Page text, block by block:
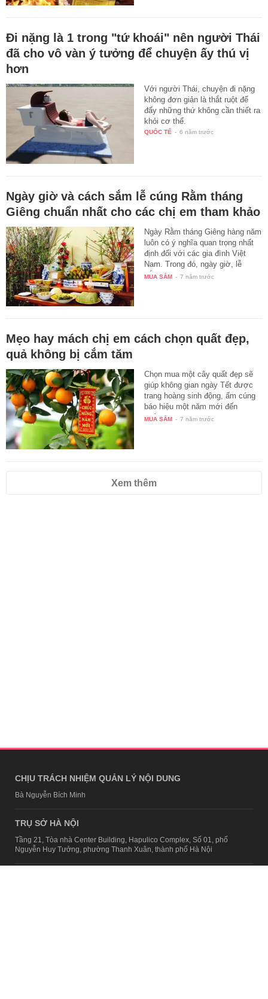
Đi nặng là 1 trong "tứ khoái" nên người Thái
đã cho vô vàn ý tưởng để chuyện ấy thú vị
hơn
Với người Thái, chuyện đi nặng
không đơn giản là thắt ruột để
đẩy những thứ không cần thiết ra
khỏi cơ thể.
QUỐC TẾ - 6 năm trước
Ngày giờ và cách sắm lễ cúng Rằm tháng
Giêng chuẩn nhất cho các chị em tham khảo
Ngày Rằm tháng Giêng hàng năm
luôn có ý nghĩa quan trọng nhất
định đối với các gia đình Việt
Nam. Trong đó, ngày giờ, lễ
sắm…
MUA SẮM - 7 năm trước
Mẹo hay mách chị em cách chọn quất đẹp,
quả không bị cắm tăm
Chọn mua một cây quất đẹp sẽ
giúp không gian ngày Tết được
trang hoàng sinh động, ấm cúng
báo hiệu một năm mới đến
nhiều…
MUA SẮM - 7 năm trước
Xem thêm
CHỊU TRÁCH NHIỆM QUẢN LÝ NỘI DUNG
Bà Nguyễn Bích Minh
TRỤ SỞ HÀ NỘI
Tầng 21, Tòa nhà Center Building, Hapulico Complex, Số 01, phố
Nguyễn Huy Tưởng, phường Thanh Xuân, thành phố Hà Nội